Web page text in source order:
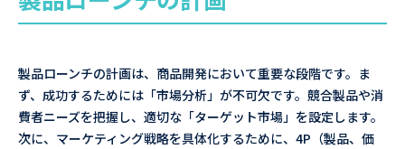
製品ローンチの計画は、商品開発において重要な段階です。ま
ず、成功するためには「市場分析」が不可欠です。競合製品や消
費者ニーズを把握し、適切な「ターゲット市場」を設定します。
次に、マーケティング戦略を具体化するために、4P（製品、価